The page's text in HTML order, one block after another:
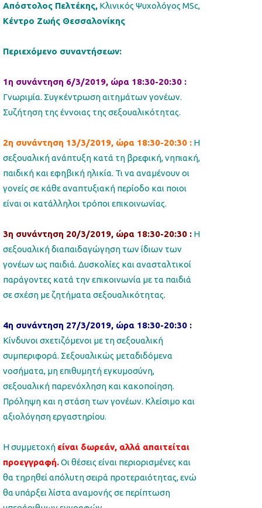
Απόστολος Πελτέκης, Κλινικός Ψυχολόγος MSc,
Κέντρο Ζωής Θεσσαλονίκης
Περιεχόμενο συναντήσεων:
1η συνάντηση 6/3/2019, ώρα 18:30-20:30 :
Γνωριμία. Συγκέντρωση αιτημάτων γονέων.
Συζήτηση της έννοιας της σεξουαλικότητας.
2η συνάντηση 13/3/2019, ώρα 18:30-20:30 : Η
σεξουαλική ανάπτυξη κατά τη βρεφική, νηπιακή,
παιδική και εφηβική ηλικία. Τι να αναμένουν οι
γονείς σε κάθε αναπτυξιακή περίοδο και ποιοι
είναι οι κατάλληλοι τρόποι επικοινωνίας.
3η συνάντηση 20/3/2019, ώρα 18:30-20:30 : Η
σεξουαλική διαπαιδαγώγηση των ίδιων των
γονέων ως παιδιά. Δυσκολίες και ανασταλτικοί
παράγοντες κατά την επικοινωνία με τα παιδιά
σε σχέση με ζητήματα σεξουαλικότητας.
4η συνάντηση 27/3/2019, ώρα 18:30-20:30 :
Κίνδυνοι σχετιζόμενοι με τη σεξουαλική
συμπεριφορά. Σεξουαλικώς μεταδιδόμενα
νοσήματα, μη επιθυμητή εγκυμοσύνη,
σεξουαλική παρενόχληση και κακοποίηση.
Πρόληψη και η στάση των γονέων. Κλείσιμο και
αξιολόγηση εργαστηρίου.
Η συμμετοχή είναι δωρεάν, αλλά απαιτείται
προεγγραφή.Οι θέσεις είναι περιορισμένες και
θα τηρηθεί απόλυτη σειρά προτεραιότητας, ενώ
θα υπάρξει λίστα αναμονής σε περίπτωση